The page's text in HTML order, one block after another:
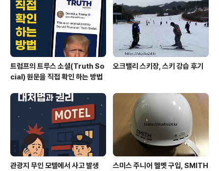
급 하늘이 어두워 지기 시작합니다. 사진 한 장 담고 얼린
집으로 갑니다. 해는 있는데, 비가 살짝 내리기 시작하네요.
하이선이 지나간 영..
트럼프의 트루스 소셜(Truth So
cial) 원문을 직접 확인 하는 방법
오크밸리 스키장, 스키 강습 후기
관광지 무인 모텔에서 사고 발생
스미스 주니어 헬멧 구입, SMITH